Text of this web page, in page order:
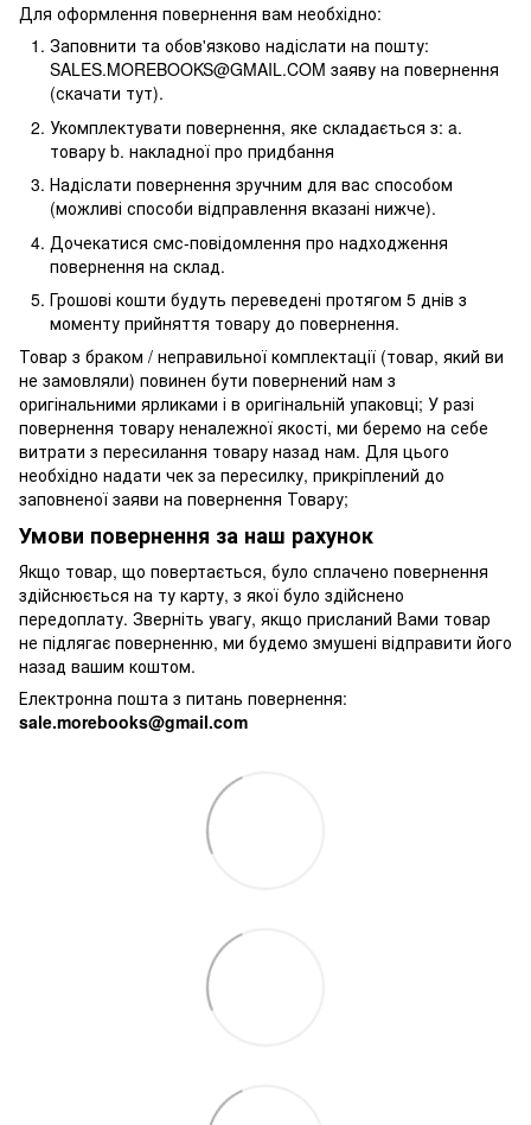
Для оформлення повернення вам необхідно:
Заповнити та обов'язково надіслати на пошту:
SALES.MOREBOOKS@GMAIL.COM заяву на повернення
(скачати тут).
Укомплектувати повернення, яке складається з: a.
товару b. накладної про придбання
Надіслати повернення зручним для вас способом
(можливі способи відправлення вказані нижче).
Дочекатися смс-повідомлення про надходження
повернення на склад.
Грошові кошти будуть переведені протягом 5 днів з
моменту прийняття товару до повернення.
Товар з браком / неправильної комплектації (товар, який ви
не замовляли) повинен бути повернений нам з
оригінальними ярликами і в оригінальній упаковці; У разі
повернення товару неналежної якості, ми беремо на себе
витрати з пересилання товару назад нам. Для цього
необхідно надати чек за пересилку, прикріплений до
заповненої заяви на повернення Товару;
Умови повернення за наш рахунок
Якщо товар, що повертається, було сплачено повернення
здійснюється на ту карту, з якої було здійснено
передоплату. Зверніть увагу, якщо присланий Вами товар
не підлягає поверненню, ми будемо змушені відправити його
назад вашим коштом.
Електронна пошта з питань повернення:
sale.morebooks@gmail.com